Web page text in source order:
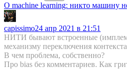
О machine learning: никто машину
capissimo24 апр 2021 в 21:51
НИТИ бывают встроенные
механизму переключения
В чем проблема, собственно?
Про bias без комментариев. Как